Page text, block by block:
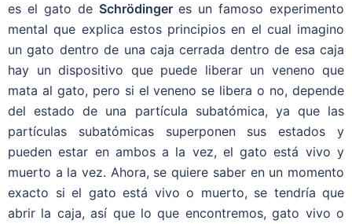
es el gato de Schrödinger es un famoso experimento
mental que explica estos principios en el cual imagino
un gato dentro de una caja cerrada dentro de esa caja
hay un dispositivo que puede liberar un veneno que
mata al gato, pero si el veneno se libera o no, depende
del estado de una partícula subatómica, ya que las
partículas subatómicas superponen sus estados y
pueden estar en ambos a la vez, el gato está vivo y
muerto a la vez. Ahora, se quiere saber en un momento
exacto si el gato está vivo o muerto, se tendría que
abrir la caja, así que lo que encontremos, gato vivo o